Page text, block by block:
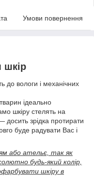
Умови повернення
шкір
до вологи і механічних
ідеально
шкіру стелять на
досить зрідка протирати
буде радувати Вас і
або ательє, так як
будь-який колір,
шкіру в